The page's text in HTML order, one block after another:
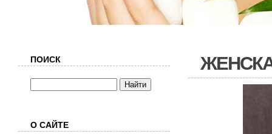
ПОИСК
О САЙТЕ